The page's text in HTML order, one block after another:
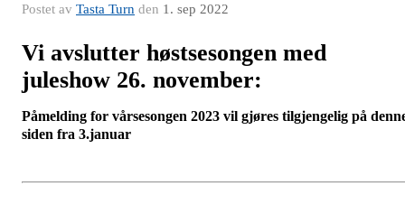
Postet av Tasta Turn den 1. sep 2022
Vi avslutter høstsesongen med
juleshow 26. november:
Påmelding for vårsesongen 2023 vil gjøres tilgjengelig på
siden fra 3.januar